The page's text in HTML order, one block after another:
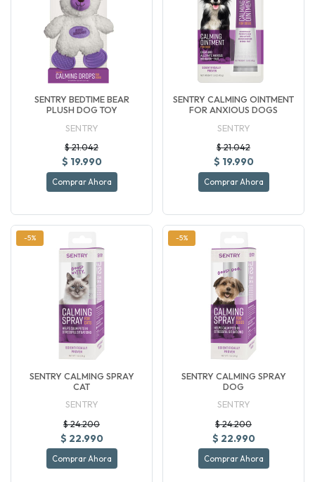
SENTRY BEDTIME BEAR
PLUSH DOG TOY
SENTRY
$ 21.042
$ 19.990
Comprar Ahora
SENTRY CALMING OINTMENT
FOR ANXIOUS DOGS
SENTRY
$ 21.042
$ 19.990
Comprar Ahora
-5%
SENTRY CALMING SPRAY
CAT
SENTRY
$ 24.200
$ 22.990
Comprar Ahora
-5%
SENTRY CALMING SPRAY
DOG
SENTRY
$ 24.200
$ 22.990
Comprar Ahora